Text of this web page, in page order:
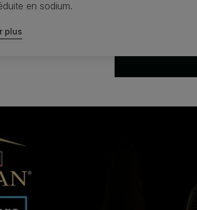
en sodium.
plus